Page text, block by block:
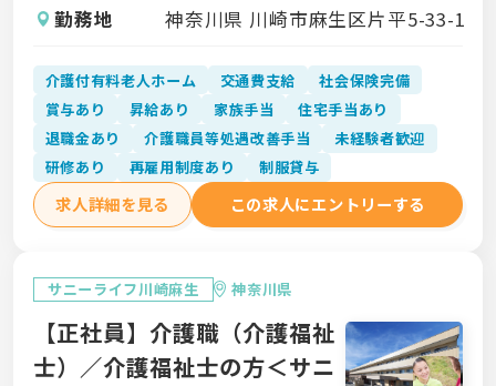
勤務地
神奈川県 川崎市麻生区片平5-33-1
介護付有料老人ホーム 交通費支給
社会保険完備
賞与あり
昇給あり 家族手当
住宅手当あり
退職金あり
介護職員等処遇改善手当
未経験者歓迎
研修あり
再雇用制度あり 制服貸与
求人詳細を見る この求人にエントリーする
サニーライフ川崎麻生 神奈川県
【正社員】介護職（介護福祉
士）／介護福祉士の方＜サニ